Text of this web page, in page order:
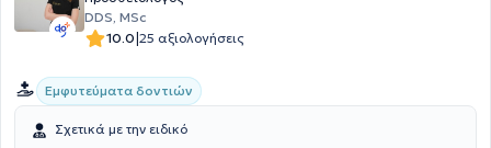
DDS, MSc
10.0|25 αξιολογήσεις
Εμφυτεύματα δοντιών
Σχετικά με την ειδικό